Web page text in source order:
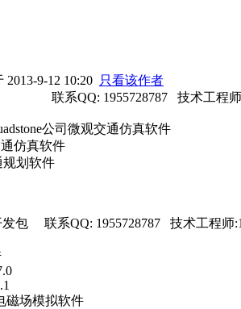
2013-9-12 10:20 只看该作者
系QQ: 1955728787 技术工程师
公司微观交通仿真软件
仿真软件
规划软件
发包 联系QQ: 1955728787 技术工程师
磁场模拟软件